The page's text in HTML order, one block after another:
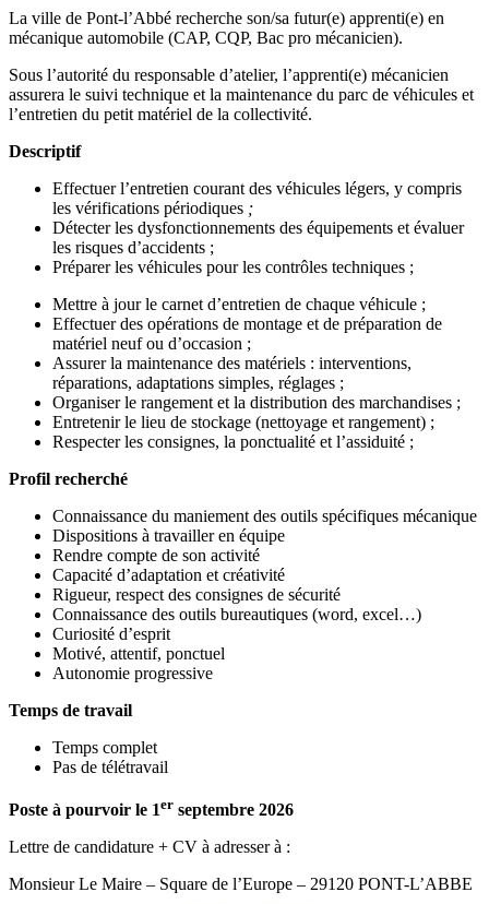
La ville de Pont-l’Abbé recherche son/sa futur(e) apprenti(e) en
mécanique automobile (CAP, CQP, Bac pro mécanicien).
Sous l’autorité du responsable d’atelier, l’apprenti(e) mécanicien
assurera le suivi technique et la maintenance du parc de véhicules et
l’entretien du petit matériel de la collectivité.
Descriptif
Effectuer l’entretien courant des véhicules légers, y compris
les vérifications périodiques ;
Détecter les dysfonctionnements des équipements et évaluer
les risques d’accidents ;
Préparer les véhicules pour les contrôles techniques ;
Mettre à jour le carnet d’entretien de chaque véhicule ;
Effectuer des opérations de montage et de préparation de
matériel neuf ou d’occasion ;
Assurer la maintenance des matériels : interventions,
réparations, adaptations simples, réglages ;
Organiser le rangement et la distribution des marchandises ;
Entretenir le lieu de stockage (nettoyage et rangement) ;
Respecter les consignes, la ponctualité et l’assiduité ;
Profil recherché
Connaissance du maniement des outils spécifiques mécanique
Dispositions à travailler en équipe
Rendre compte de son activité
Capacité d’adaptation et créativité
Rigueur, respect des consignes de sécurité
Connaissance des outils bureautiques (word, excel…)
Curiosité d’esprit
Motivé, attentif, ponctuel
Autonomie progressive
Temps de travail
Temps complet
Pas de télétravail
Poste à pourvoir le 1er septembre 2026
Lettre de candidature + CV à adresser à :
Monsieur Le Maire – Square de l’Europe – 29120 PONT-L’ABBE